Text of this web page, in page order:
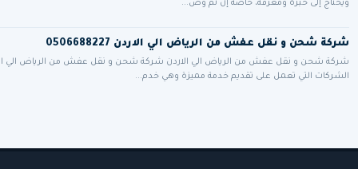
ويحتاج إلى خبرة ومعرفة، خاصة إن تم وض...
شركة شحن و نقل عفش من الرياض الي الاردن 0506688227
شركة شحن و نقل عفش من الرياض الي الاردن شركة شحن و نقل عفش من الرياض الي
الشركات التي تعمل على تقديم خدمة مميزة وهي خدم...